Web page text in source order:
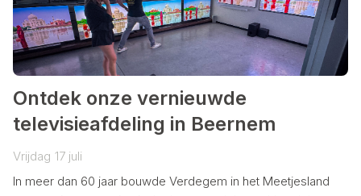
Ontdek onze vernieuwde
televisieafdeling in Beernem
Vrijdag 17 juli
In meer dan 60 jaar bouwde Verdegem in het Meetjesland